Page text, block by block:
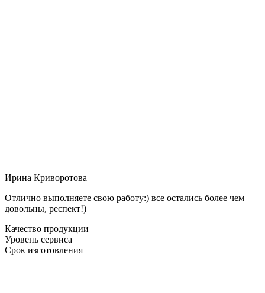
Ирина Криворотова
Отлично выполняете свою работу:) все остались более чем
довольны, респект!)
Качество продукции
Уровень сервиса
Срок изготовления